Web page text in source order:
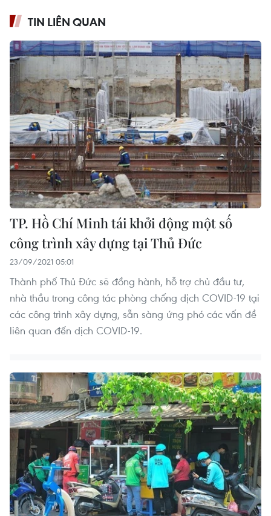
TIN LIÊN QUAN
TP. Hồ Chí Minh tái khởi động một số
công trình xây dựng tại Thủ Đức
23/09/2021 05:01
Thành phố Thủ Đức sẽ đồng hành, hỗ trợ chủ đầu tư,
nhà thầu trong công tác phòng chống dịch COVID-19 tại
các công trình xây dựng, sẵn sàng ứng phó các vấn đề
liên quan đến dịch COVID-19.